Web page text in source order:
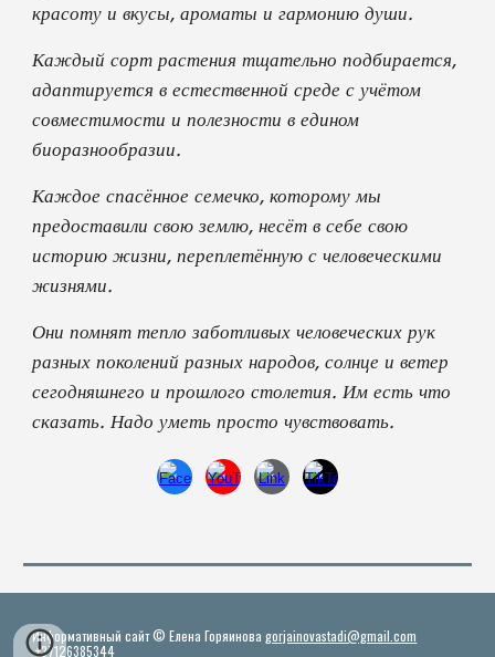
красоту и вкусы, ароматы и гармонию души.
Каждый сорт растения тщательно подбирается,
адаптируется в естественной среде с учётом
совместимости и полезности в едином
биоразнообразии.
Каждое спасённое семечко, которому мы
предоставили свою землю, несёт в себе свою
историю жизни, переплетённую с человеческими
жизнями.
Они помнят тепло заботливых человеческих рук
разных поколений разных народов, солнце и ветер
сегодняшнего и прошлого столетия. Им есть что
сказать. Надо уметь просто чувствовать.
Информативный сайт © Елена Горяиноваgorjainovastadi@gmail.com
+37126385344